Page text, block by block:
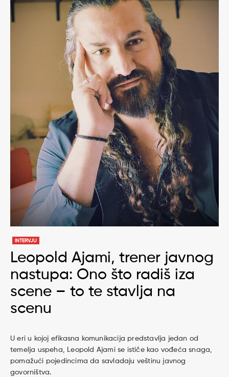
INTERVJU
Leopold Ajami, trener javnog
nastupa: Ono što radiš iza
scene – to te stavlja na
scenu
U eri u kojoj efikasna komunikacija predstavlja jedan od
temelja uspeha, Leopold Ajami se ističe kao vođeća snaga,
pomažući pojedincima da savladaju veštinu javnog
govorništva.